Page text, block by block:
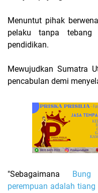
​Menuntut pihak
pelaku tanpa
pendidikan.
Mewujudkan Sumatra
pencabulan demi
​"Sebagaimana Bung
perempuan adalah tiang